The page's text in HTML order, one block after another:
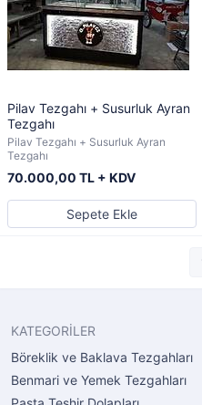
Pilav Tezgahı + Susurluk Ayran
Tezgahı
Pilav Tezgahı + Susurluk Ayran
Tezgahı
70.000,00 TL + KDV
Sepete Ekle
KATEGORİLER
Böreklik ve Baklava Tezgahları
Benmari ve Yemek Tezgahları